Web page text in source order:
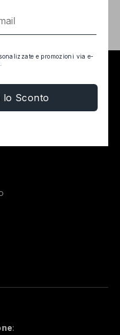
:
e promozioni via e-
lo Sconto